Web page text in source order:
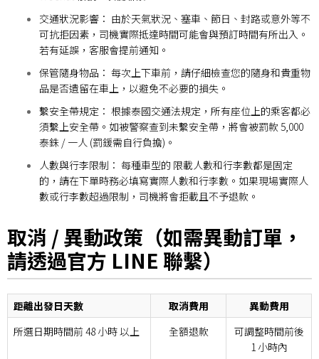
交通狀況影響： 由於天氣狀況、塞車、節日、封路或意外等不
可抗拒因素，司機實際抵達時間可能會與預訂時間有所出入。
若有延誤，客服會提前通知。
保管隨身物品： 每次上下車前，請仔細檢查您的隨身和貴重物
品是否遺留在車上，以避免不必要的損失。
繫安全帶規定： 根據泰國交通法規定，所有座位上的乘客都必
須繫上安全帶。如被警察查到未繫安全帶，將會被罰款 5,000
泰銖 / 一人 (罰鍰需自行負擔)。
人數與行李限制： 每種車型的 限載人數和行李數都是固定
的，請在下單時務必填寫實際人數和行李數。如果現場實際人
數或行李數超過限制，司機將會拒載且不予退款。
取消 / 異動政策（如需異動訂單，
請透過官方 LINE 聯繫）
距離出發日天數 取消費用
異動費用
所選日期時間前 48 小時 以上 全額退款
可調整時間前後
1 小時內